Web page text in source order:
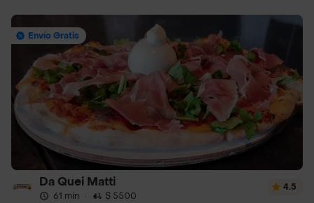
Envío Gratis
Da Quei Matti
61 min · $ 5500
4.5